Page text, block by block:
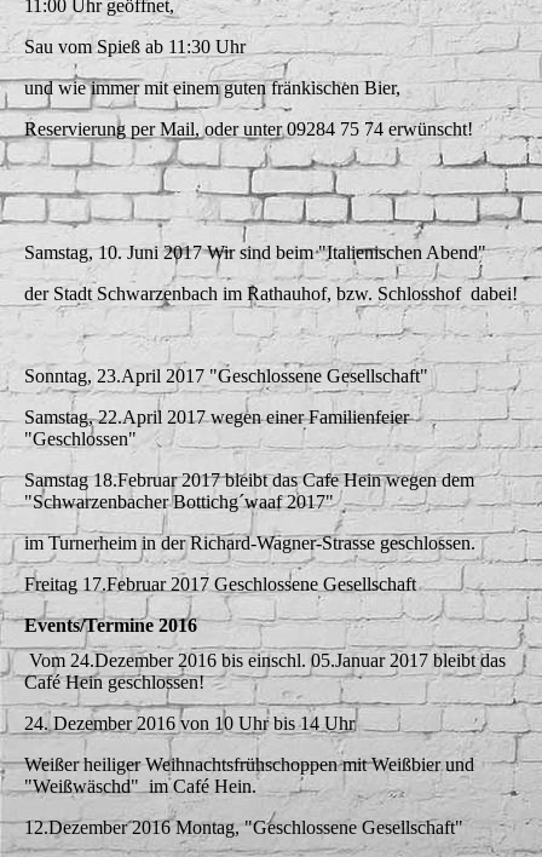
11:00 Uhr geöffnet,
Sau vom Spieß ab 11:30 Uhr
und wie immer mit einem guten fränkischen Bier,
Reservierung per Mail, oder unter 09284 75 74 erwünscht!
Samstag, 10. Juni 2017 Wir sind beim "Italienischen Abend"
der Stadt Schwarzenbach im Rathauhof, bzw. Schlosshof dabei!
Sonntag, 23.April 2017 "Geschlossene Gesellschaft"
Samstag, 22.April 2017 wegen einer Familienfeier
"Geschlossen"
Samstag 18.Februar 2017 bleibt das Cafe Hein wegen dem
"Schwarzenbacher Bottichg´waaf 2017"
im Turnerheim in der Richard-Wagner-Strasse geschlossen.
Freitag 17.Februar 2017 Geschlossene Gesellschaft
Events/Termine 2016
Vom 24.Dezember 2016 bis einschl. 05.Januar 2017 bleibt das
Café Hein geschlossen!
24. Dezember 2016 von 10 Uhr bis 14 Uhr
Weißer heiliger Weihnachtsfrühschoppen mit Weißbier und
"Weißwäschd" im Café Hein.
12.Dezember 2016 Montag, "Geschlossene Gesellschaft"